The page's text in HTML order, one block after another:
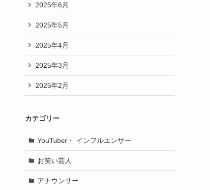
2025年6月
2025年5月
2025年4月
2025年3月
2025年2月
カテゴリー
YouTuber・ インフルエンサー
お笑い芸人
アナウンサー